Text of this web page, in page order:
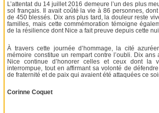
L’attentat du 14 juillet 2016 demeure l’un des plus
sol français. Il avait coûté la vie à 86 personnes,
de 450 blessés. Dix ans plus tard, la douleur reste
familles, mais cette commémoration témoigne
de la résilience dont Nice a fait preuve depuis cette
À travers cette journée d’hommage, la cité
mémoire constitue un rempart contre l’oubli. Dix ans
Nice continue d’honorer celles et ceux dont la
interrompue, tout en affirmant sa volonté de
de fraternité et de paix qui avaient été attaquées ce
Corinne Coquet